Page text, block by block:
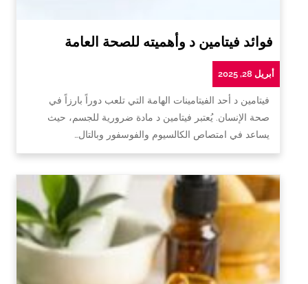
فوائد فيتامين د وأهميته للصحة العامة
أبريل 28, 2025
فيتامين د أحد الفيتامينات الهامة التي تلعب دوراً بارزاً في
صحة الإنسان. يُعتبر فيتامين د مادة ضرورية للجسم، حيث
يساعد في امتصاص الكالسيوم والفوسفور وبالتال…